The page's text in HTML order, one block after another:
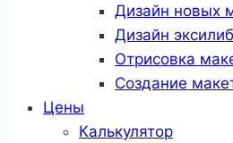
Дизайн новых
Дизайн
Отрисовка
Создание
Цены
Калькулятор